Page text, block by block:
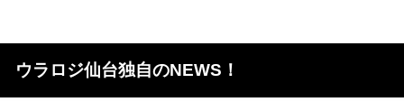
ウラロジ仙台独自のNEWS！